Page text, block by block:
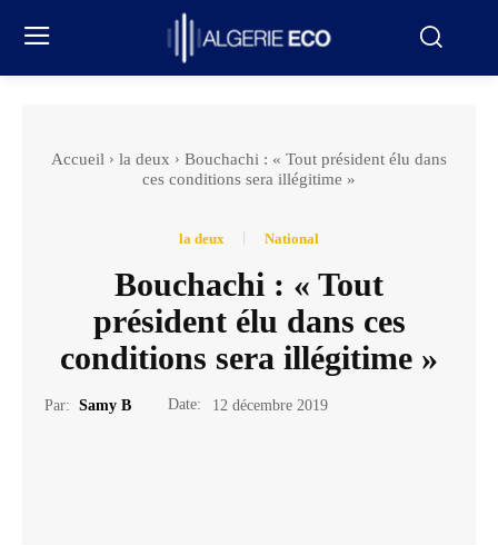
Accueil la deux
Bouchachi : « Tout président élu dans
ces conditions sera illégitime »
la deux National
Bouchachi : « Tout
président élu dans ces
conditions sera illégitime »
Par: Samy B Date: 12 décembre 2019